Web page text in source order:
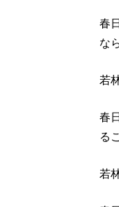
春
な
若
春
る
若